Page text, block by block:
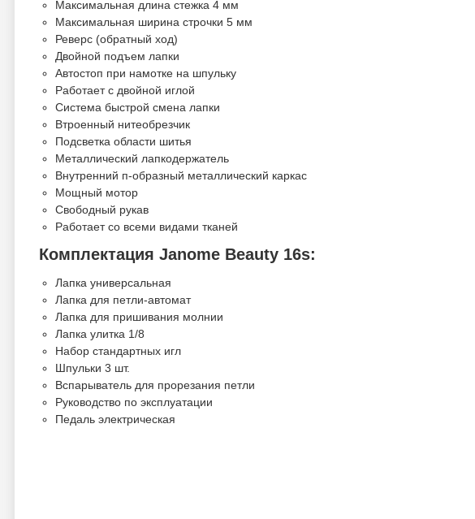
Максимальная длина стежка 4 мм
Максимальная ширина строчки 5 мм
Реверс (обратный ход)
Двойной подъем лапки
Автостоп при намотке на шпульку
Работает с двойной иглой
Система быстрой смена лапки
Втроенный нитеобрезчик
Подсветка области шитья
Металлический лапкодержатель
Внутренний п-образный металлический каркас
Мощный мотор
Свободный рукав
Работает со всеми видами тканей
Комплектация Janome Beauty 16s:
Лапка универсальная
Лапка для петли-автомат
Лапка для пришивания молнии
Лапка улитка 1/8
Набор стандартных игл
Шпульки 3 шт.
Вспарыватель для прорезания петли
Руководство по эксплуатации
Педаль электрическая